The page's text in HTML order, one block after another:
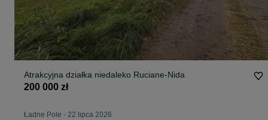
Atrakcyjna działka niedaleko Ruciane-Nida
200 000 zł
Ładne Pole - 22 lipca 2026